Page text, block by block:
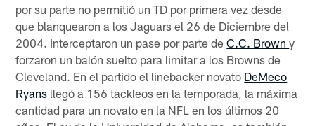
por su parte no permitió un TD por primera vez desde
que blanquearon a los Jaguars el 26 de Diciembre del
2004. Interceptaron un pase por parte deC.C. Browny
forzaron un balón suelto para limitar a los Browns de
Cleveland. En el partido el linebacker novato DeMeco
Ryans llegó a 156 tackleos en la temporada, la máxima
cantidad para un novato en la NFL en los últimos 20